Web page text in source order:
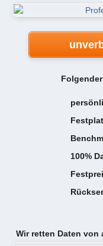
100%
Wir retten Daten von